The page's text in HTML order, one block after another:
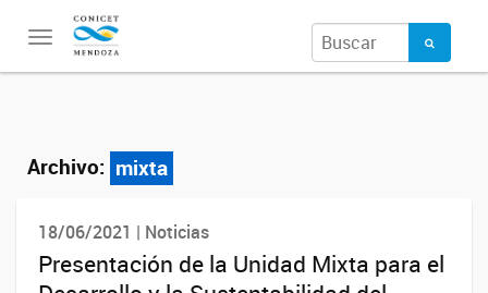
Toggle
navigation
Archivo: mixta
18/06/2021 | Noticias
Presentación de la Unidad Mixta para el